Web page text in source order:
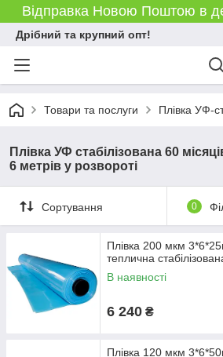
Відправка Новою Поштою в
Дрібний та крупний опт!
Товари та послуги Плівка УФ-
Плівка УФ стабілізована 60
6 метрів у розвороті
Сортування 0
Плівка 200 мкм
теплична
В наявності
6 240 ₴
Плівка 120 мкм